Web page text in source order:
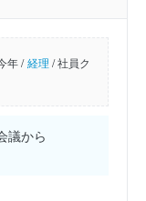
年 / 経理 /社員ク
議から